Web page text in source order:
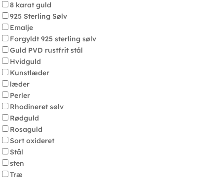
8 karat guld
925 Sterling Sølv
Emalje
Forgyldt 925 sterling sølv
Guld PVD rustfrit stål
Hvidguld
Kunstlæder
læder
Perler
Rhodineret sølv
Rødguld
Rosaguld
Sort oxideret
Stål
sten
Træ